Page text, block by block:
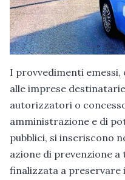
I provvedimenti
alle imprese
autorizzatori o
amministrazione e di
pubblici, si inseriscono
azione di prevenzione a
finalizzata a